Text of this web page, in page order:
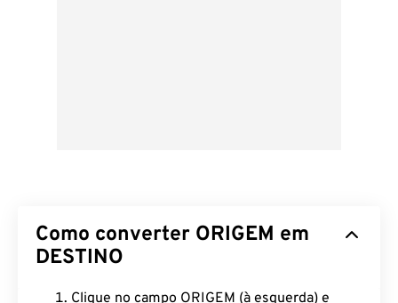
Como converter ORIGEM em
DESTINO
Clique no campo ORIGEM (à esquerda) e